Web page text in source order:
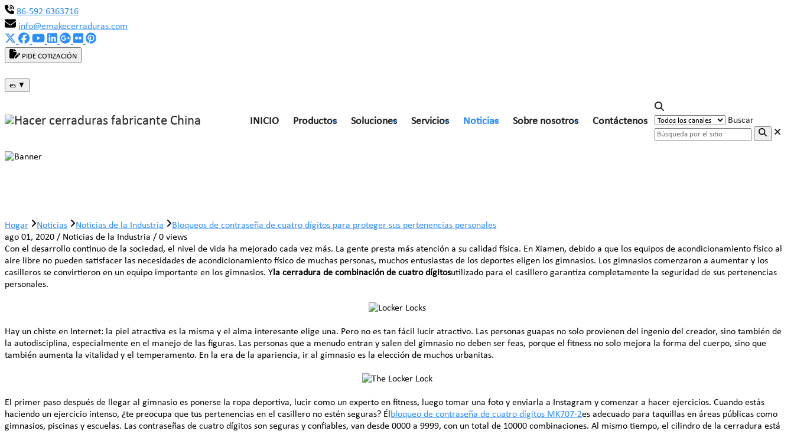
86-592 6363716
info@emakecerraduras.com
PIDE COTIZACIÓN
es ▼
INICIO Productos Soluciones Servicios Noticias Sobre nosotros Contáctenos Buscar
Hogar Noticias Noticias de la Industria
Bloqueos de contraseña de cuatro dígitos para proteger sus pertenencias personales
ago 01, 2020 / Noticias de la Industria / 0 views
Con el desarrollo continuo de la sociedad, el nivel de vida ha mejorado cada vez más. La gente presta más atención a su calidad física. En Xiamen, debido a que los equipos de acondicionamiento físico al
aire libre no pueden satisfacer las necesidades de acondicionamiento físico de muchas personas, muchos entusiastas de los deportes eligen los gimnasios. Los gimnasios comenzaron a aumentar y los
casilleros se convirtieron en un equipo importante en los gimnasios. Yla cerradura de combinación de cuatro dígitosutilizado para el casillero garantiza completamente la seguridad de sus pertenencias
personales.
Hay un chiste en Internet: la piel atractiva es la misma y el alma interesante elige una. Pero no es tan fácil lucir atractivo. Las personas guapas no solo provienen del ingenio del creador, sino también de
la autodisciplina, especialmente en el manejo de las figuras. Las personas que a menudo entran y salen del gimnasio no deben ser feas, porque el fitness no solo mejora la forma del cuerpo, sino que
también aumenta la vitalidad y el temperamento. En la era de la apariencia, ir al gimnasio es la elección de muchos urbanitas.
El primer paso después de llegar al gimnasio es ponerse la ropa deportiva, lucir como un experto en fitness, luego tomar una foto y enviarla a Instagram y comenzar a hacer ejercicios. Cuando estás
haciendo un ejercicio intenso, ¿te preocupa que tus pertenencias en el casillero no estén seguras? Élbloqueo de contraseña de cuatro dígitos MK707-2es adecuado para taquillas en áreas públicas como
gimnasios, piscinas y escuelas. Las contraseñas de cuatro dígitos son seguras y confiables, van desde 0000 a 9999, con un total de 10000 combinaciones. Al mismo tiempo, el cilindro de la cerradura está